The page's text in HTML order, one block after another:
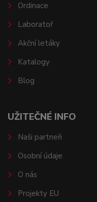
Ordinace
Laboratoř
Akční letáky
Katalogy
Blog
UŽITEČNÉ INFO
Naši partneři
Osobní údaje
O nás
Projekty EU